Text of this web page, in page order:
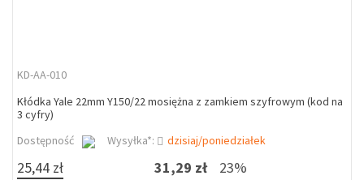
KD-AA-010
Kłódka Yale 22mm Y150/22 mosiężna z zamkiem szyfrowym (kod na
3 cyfry)
Dostępność
Wysyłka*: dzisiaj/poniedziałek
25,44 zł 31,29 zł 23%